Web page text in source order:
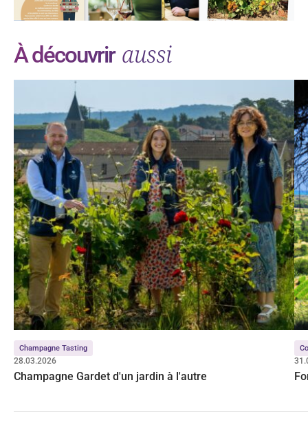
À découvrir aussi
Champagne Tasting
28.03.2026
Champagne Gardet d'un jardin à l'autre